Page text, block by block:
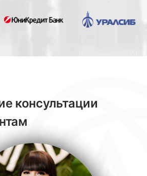
консультации